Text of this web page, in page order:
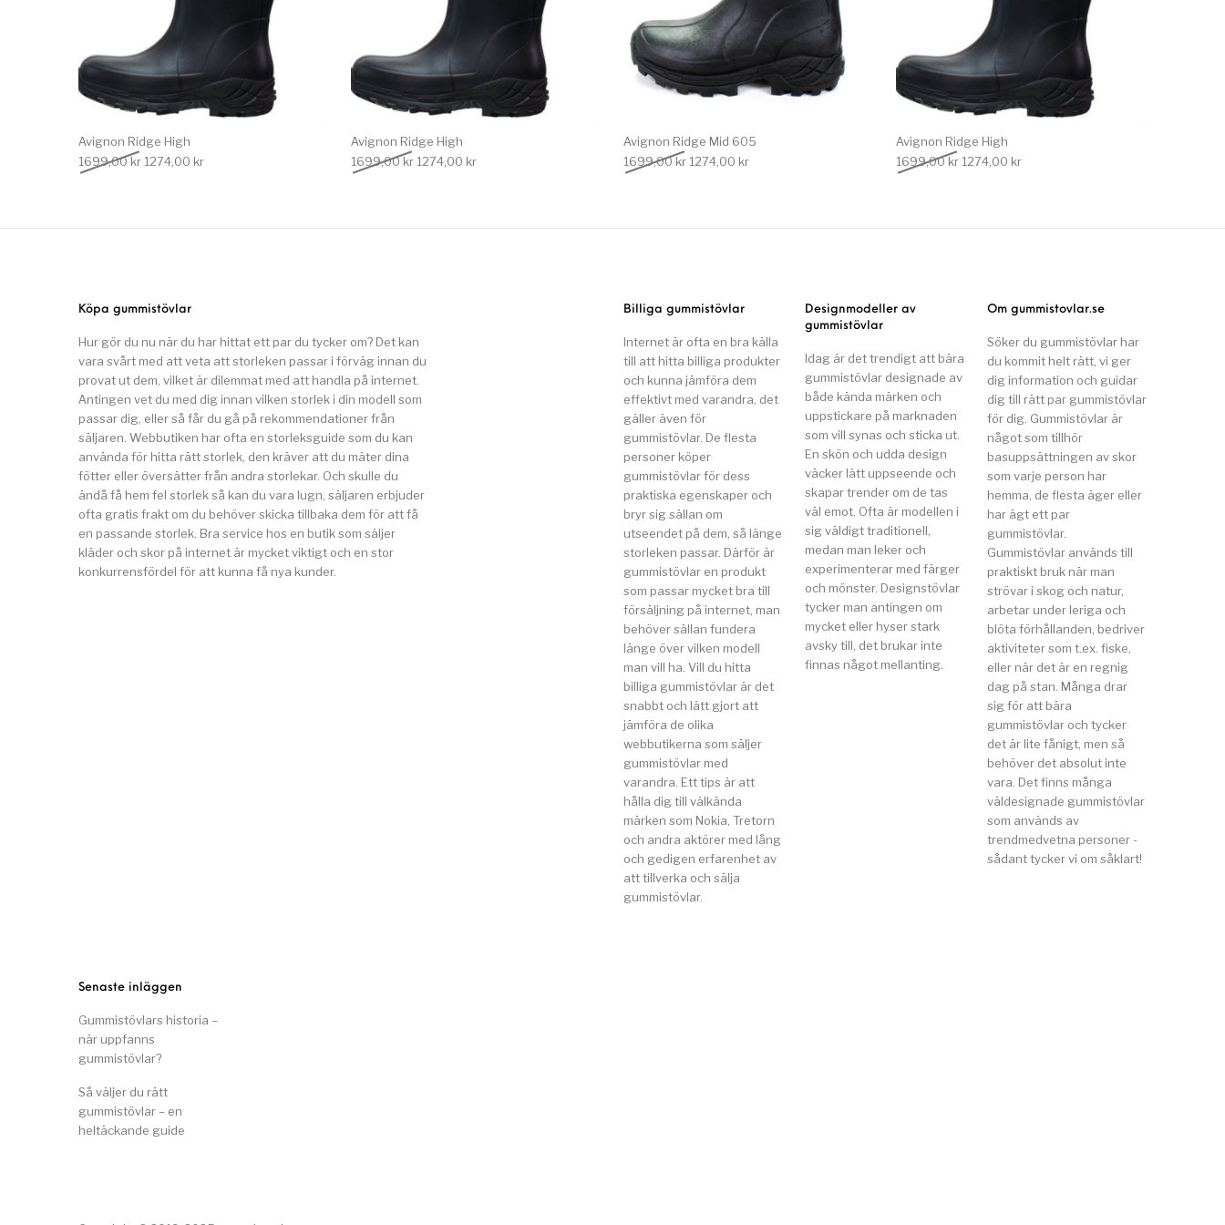
Avignon Ridge High
1699,00kr Det ursprungliga priset var: 1699,00 kr.
1274,00 krDet nuvarande priset är: 1274,00 kr.
Avignon Ridge High
1699,00kr Det ursprungliga priset var: 1699,00 kr.
1274,00 krDet nuvarande priset är: 1274,00 kr.
Avignon Ridge Mid 605
1699,00kr Det ursprungliga priset var: 1699,00 kr.
1274,00 krDet nuvarande priset är: 1274,00 kr.
Avignon Ridge High
1699,00kr Det ursprungliga priset var: 1699,00 kr.
1274,00 krDet nuvarande priset är: 1274,00 kr.
Köpa gummistövlar
Hur gör du nu när du har hittat ett par du tycker om? Det kan
vara svårt med att veta att storleken passar i förväg innan du
provat ut dem, vilket är dilemmat med att handla på internet.
Antingen vet du med dig innan vilken storlek i din modell som
passar dig, eller så får du gå på rekommendationer från
säljaren. Webbutiken har ofta en storleksguide som du kan
använda för hitta rätt storlek, den kräver att du mäter dina
fötter eller översätter från andra storlekar. Och skulle du
ändå få hem fel storlek så kan du vara lugn, säljaren erbjuder
ofta gratis frakt om du behöver skicka tillbaka dem för att få
en passande storlek. Bra service hos en butik som säljer
kläder och skor på internet är mycket viktigt och en stor
konkurrensfördel för att kunna få nya kunder.
Billiga gummistövlar
Internet är ofta en bra källa
till att hitta billiga produkter
och kunna jämföra dem
effektivt med varandra, det
gäller även för
gummistövlar. De flesta
personer köper
gummistövlar för dess
praktiska egenskaper och
bryr sig sällan om
utseendet på dem, så länge
storleken passar. Därför är
gummistövlar en produkt
som passar mycket bra till
försäljning på internet, man
behöver sällan fundera
länge över vilken modell
man vill ha. Vill du hitta
billiga gummistövlar är det
snabbt och lätt gjort att
jämföra de olika
webbutikerna som säljer
gummistövlar med
varandra. Ett tips är att
hålla dig till välkända
märken som Nokia, Tretorn
och andra aktörer med lång
och gedigen erfarenhet av
att tillverka och sälja
gummistövlar.
Designmodeller av
gummistövlar
Idag är det trendigt att bära
gummistövlar designade av
både kända märken och
uppstickare på marknaden
som vill synas och sticka ut.
En skön och udda design
väcker lätt uppseende och
skapar trender om de tas
väl emot. Ofta är modellen i
sig väldigt traditionell,
medan man leker och
experimenterar med färger
och mönster. Designstövlar
tycker man antingen om
mycket eller hyser stark
avsky till, det brukar inte
finnas något mellanting.
Om gummistovlar.se
Söker du gummistövlar har
du kommit helt rätt, vi ger
dig information och guidar
dig till rätt par gummistövlar
för dig. Gummistövlar är
något som tillhör
basuppsättningen av skor
som varje person har
hemma, de flesta äger eller
har ägt ett par
gummistövlar.
Gummistövlar används till
praktiskt bruk när man
strövar i skog och natur,
arbetar under leriga och
blöta förhållanden, bedriver
aktiviteter som t.ex. fiske,
eller när det är en regnig
dag på stan. Många drar
sig för att bära
gummistövlar och tycker
det är lite fånigt, men så
behöver det absolut inte
vara. Det finns många
väldesignade gummistövlar
som används av
trendmedvetna personer -
sådant tycker vi om såklart!
Senaste inläggen
Gummistövlars historia –
när uppfanns
gummistövlar?
Så väljer du rätt
gummistövlar – en
heltäckande guide